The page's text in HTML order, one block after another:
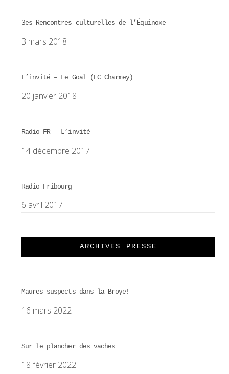
3es Rencontres culturelles de l’Équinoxe
3 mars 2018
L’invité – Le Goal (FC Charmey)
20 janvier 2018
Radio FR – L’invité
14 décembre 2017
Radio Fribourg
6 avril 2017
ARCHIVES PRESSE
Maures suspects dans la Broye!
16 mars 2022
Sur le plancher des vaches
18 février 2022